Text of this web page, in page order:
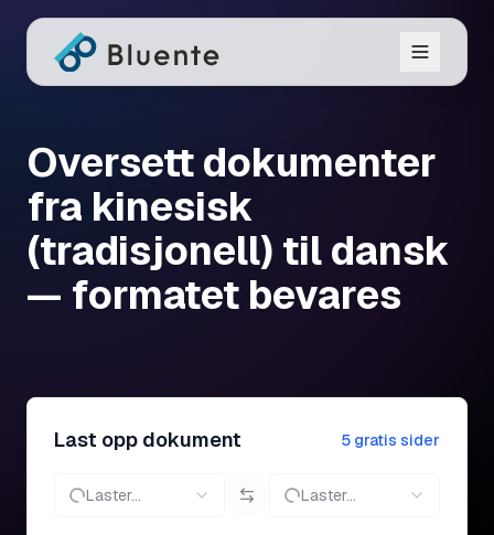
Oversett dokumenter
fra kinesisk
(tradisjonell) til dansk
— formatet bevares
Last opp dokument 5 gratis sider
Laster... Laster...